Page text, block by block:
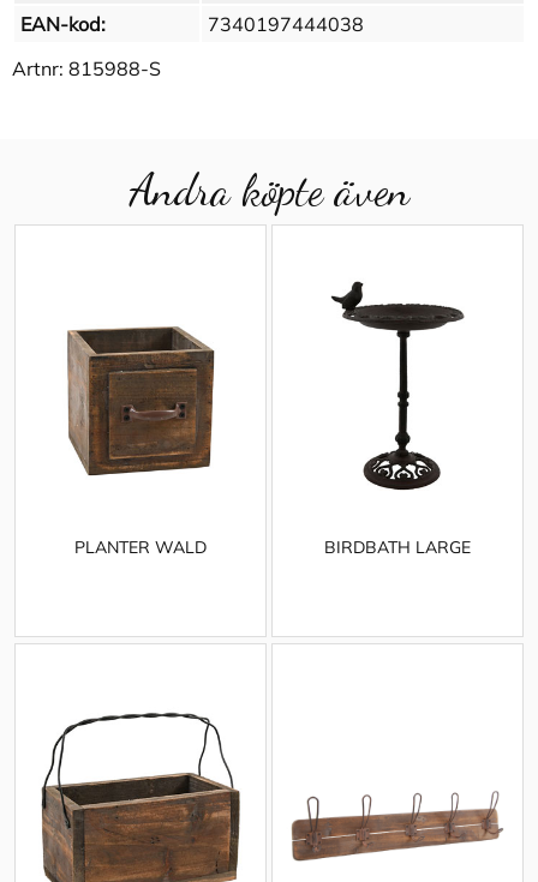
EAN-kod:
7340197444038
Artnr: 815988-S
Andra köpte även
PLANTER WALD BIRDBATH LARGE